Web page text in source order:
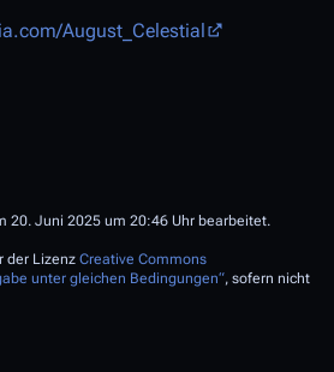
August_Celestial
20. Juni 2025 um 20:46 Uhr bearbeitet.
der Lizenz Creative Commons
unter gleichen Bedingungen“, sofern nicht